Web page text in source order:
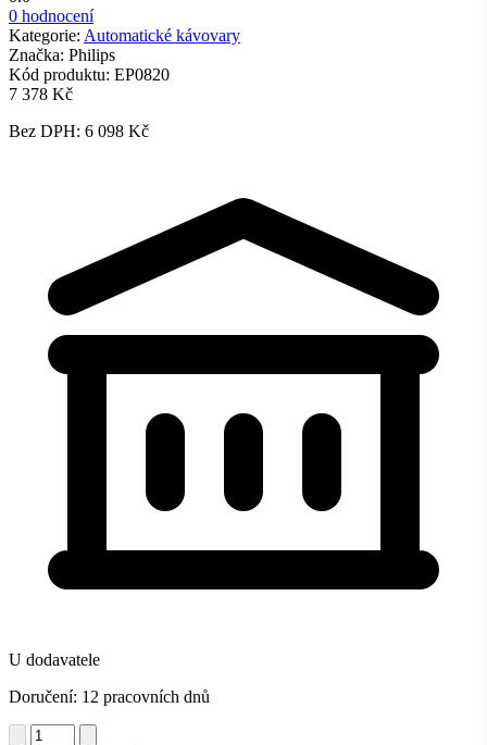
0 hodnocení
Kategorie: Automatické kávovary
Značka: Philips
Kód produktu: EP0820
7 378 Kč
Bez DPH: 6 098 Kč
U dodavatele
Doručení: 12 pracovních dnů